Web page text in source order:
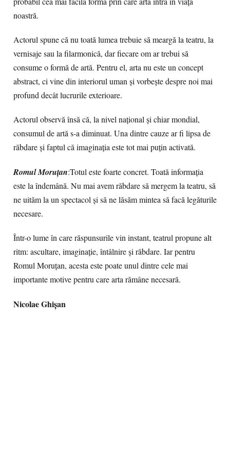
noastră.
Actorul spune că nu toată lumea trebuie să meargă la teatru, la
vernisaje sau la filarmonică, dar fiecare om ar trebui să
consume o formă de artă. Pentru el, arta nu este un concept
abstract, ci vine din interiorul uman și vorbește despre noi mai
profund decât lucrurile exterioare.
Actorul observă însă că, la nivel național și chiar mondial,
consumul de artă s-a diminuat. Una dintre cauze ar fi lipsa de
răbdare și faptul că imaginația este tot mai puțin activată.
Romul Moruțan:Totul este foarte concret. Toată informația
este la îndemână. Nu mai avem răbdare să mergem la teatru, să
ne uităm la un spectacol și să ne lăsăm mintea să facă legăturile
necesare.
Într-o lume în care răspunsurile vin instant, teatrul propune alt
ritm: ascultare, imaginație, întâlnire și răbdare. Iar pentru
Romul Moruțan, acesta este poate unul dintre cele mai
importante motive pentru care arta rămâne necesară.
Nicolae Ghișan